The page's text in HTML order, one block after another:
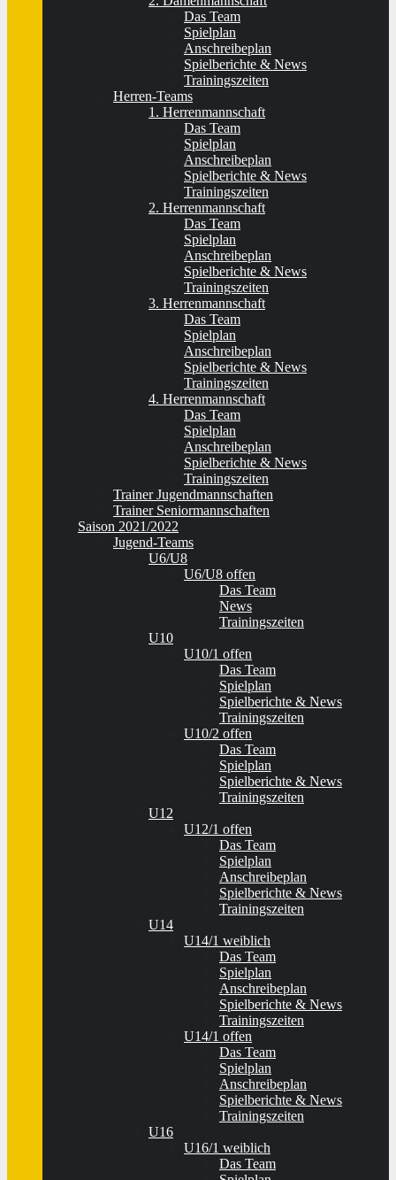
Das Team
Spielplan
Anschreibeplan
Spielberichte & News
Trainingszeiten
Herren-Teams
1. Herrenmannschaft
Das Team
Spielplan
Anschreibeplan
Spielberichte & News
Trainingszeiten
2. Herrenmannschaft
Das Team
Spielplan
Anschreibeplan
Spielberichte & News
Trainingszeiten
3. Herrenmannschaft
Das Team
Spielplan
Anschreibeplan
Spielberichte & News
Trainingszeiten
4. Herrenmannschaft
Das Team
Spielplan
Anschreibeplan
Spielberichte & News
Trainingszeiten
Trainer Jugendmannschaften
Trainer Seniormannschaften
Saison 2021/2022
Jugend-Teams
U6/U8
U6/U8 offen
Das Team
News
Trainingszeiten
U10
U10/1 offen
Das Team
Spielplan
Spielberichte & News
Trainingszeiten
U10/2 offen
Das Team
Spielplan
Spielberichte & News
Trainingszeiten
U12
U12/1 offen
Das Team
Spielplan
Anschreibeplan
Spielberichte & News
Trainingszeiten
U14
U14/1 weiblich
Das Team
Spielplan
Anschreibeplan
Spielberichte & News
Trainingszeiten
U14/1 offen
Das Team
Spielplan
Anschreibeplan
Spielberichte & News
Trainingszeiten
U16
U16/1 weiblich
Das Team